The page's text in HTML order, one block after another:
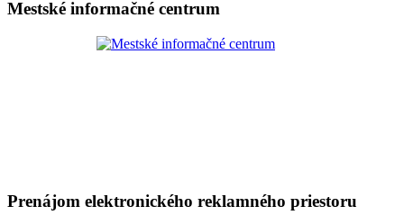
Mestské informačné centrum
Prenájom elektronického reklamného priestoru